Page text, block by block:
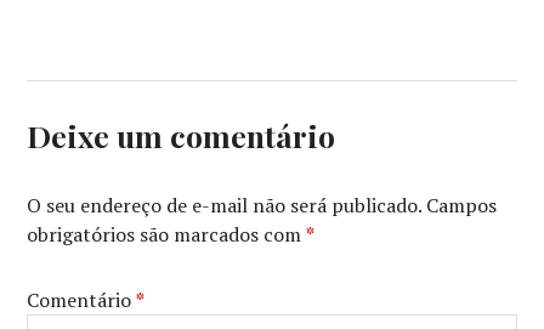
ELISA
TOLOMELLI ,
COMPANY ,
CÔRTES,
RECK ,
O
Deixe um comentário
O seu endereço de e-mail não será publicado. Campos
obrigatórios são marcados com*
Comentário*